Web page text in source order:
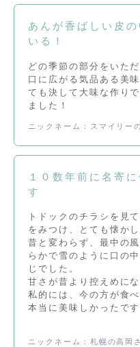
あんが香ばしい皮
いる！
どの季節の部分をいた
口に広がる気品ある美
ても決して大味な作り
ました！
ニックネーム：スマイリー
１０数年前に名寄
す
トドックのチラシを見
をみつけ、とても懐か
昔と変わらず、最中の
らかで雪のように口の
じでした。
甘さが昔より控えめに
私的には、今の方が食
本当に美味しかったで
ニックネーム：札幌の高岡